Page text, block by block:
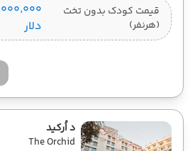
قیمت کودک بدون تخت
(هرنفر)
دلار
د اُرکید
The Orchid